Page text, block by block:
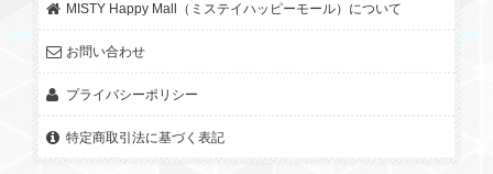
MISTY Happy Mall（ミステイハッピーモール）について
お問い合わせ
プライバシーポリシー
特定商取引法に基づく表記